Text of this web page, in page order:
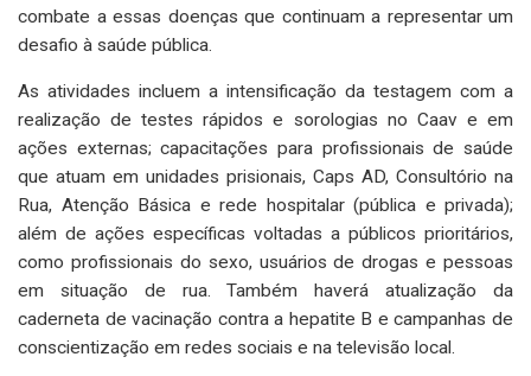
combate a essas doenças que continuam a representar um
desafio à saúde pública.
As atividades incluem a intensificação da testagem com a
realização de testes rápidos e sorologias no Caav e em
ações externas; capacitações para profissionais de saúde
que atuam em unidades prisionais, Caps AD, Consultório na
Rua, Atenção Básica e rede hospitalar (pública e privada);
além de ações específicas voltadas a públicos prioritários,
como profissionais do sexo, usuários de drogas e pessoas
em situação de rua. Também haverá atualização da
caderneta de vacinação contra a hepatite B e campanhas de
conscientização em redes sociais e na televisão local.